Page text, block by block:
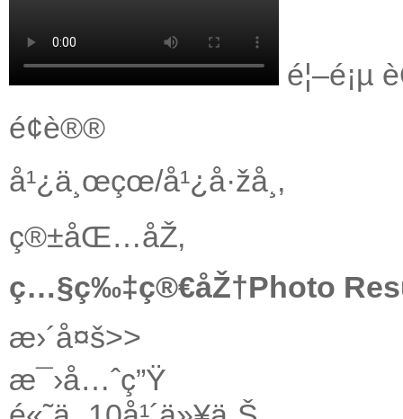
é¦–é¡µ
é¢è®®
å¹¿ä¸œçœ/å¹¿å·žå¸‚
ç®±åŒ…åŽ‚
ç…§ç‰‡ç®€åŽ†Photo
æ›´å¤š>>
æ¯›å…ˆç”Ÿ